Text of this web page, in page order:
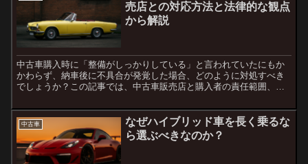
売店との対応方法と法律的な観点
から解説
中古車購入時に「整備がしっかりしている」と言われていたにもか
かわらず、納車後に不具合が発覚した場合、どのように対処すべき
でしょうか？この記事では、中古車販売店と購入者の責任範囲、修
説...
中古車
なぜハイブリッド車を長く乗るな
ら選ぶべきなのか？